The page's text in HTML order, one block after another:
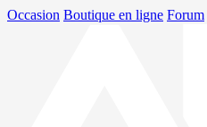
Occasion Boutique en ligne Forum